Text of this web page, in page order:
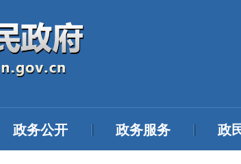
政务公开 政务服务 政